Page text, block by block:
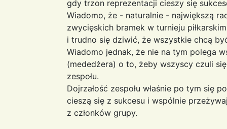
gdy trzon reprezentacji cieszy się
Wiadomo, że - naturalnie - największą
zwycięskich bramek w turnieju
i trudno się dziwić, że wszystkie chcą
Wiadomo jednak, że nie na tym polega
(mededżera) o to, żeby wszyscy czuli
zespołu.
Dojrzałość zespołu właśnie po tym się
cieszą się z sukcesu i wspólnie
z członków grupy.